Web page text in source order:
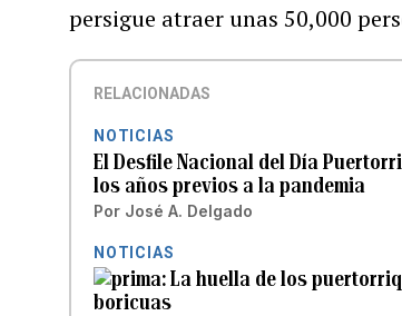
persigue atraer unas 50,000
RELACIONADAS
NOTICIAS
El Desfile Nacional del Día
los años previos a la pandemia
Por José A. Delgado
NOTICIAS
La huella de los
boricuas